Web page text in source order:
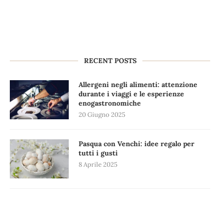
RECENT POSTS
Allergeni negli alimenti: attenzione
durante i viaggi e le esperienze
enogastronomiche
20 Giugno 2025
Pasqua con Venchi: idee regalo per
tutti i gusti
8 Aprile 2025